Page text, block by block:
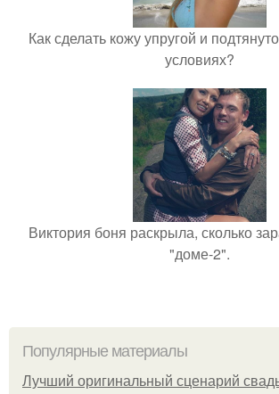
Как сделать кожу упругой и
условиях?
Виктория боня раскрыла, сколько
"доме-2".
Популярные материалы
Лучший оригинальный сценарий